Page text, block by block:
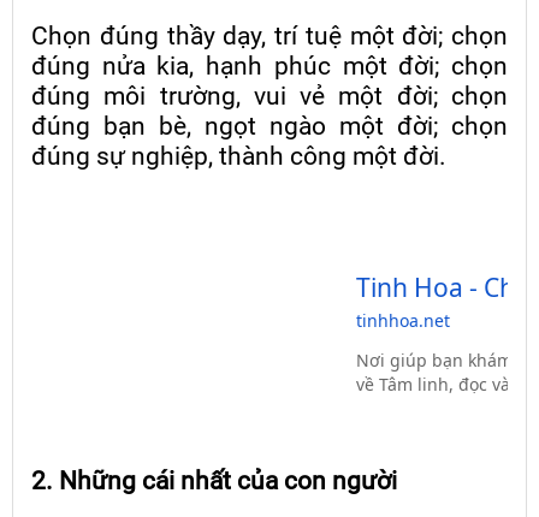
Chọn đúng thầy dạy, trí tuệ một đời; chọn
đúng nửa kia, hạnh phúc một đời; chọn
đúng môi trường, vui vẻ một đời; chọn
đúng bạn bè, ngọt ngào một đời; chọn
đúng sự nghiệp, thành công một đời.
Tinh Hoa -
tinhhoa.net
Nơi giúp bạn khám
về Tâm linh, đọc và
2. Những cái nhất của con người